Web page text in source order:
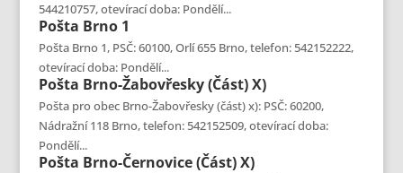
544210757, otevírací doba: Pondělí...
Pošta Brno 1
Pošta Brno 1, PSČ: 60100, Orlí 655 Brno, telefon: 542152222,
otevírací doba: Pondělí...
Pošta Brno-Žabovřesky (část) X)
Pošta pro obec Brno-Žabovřesky (část) x): PSČ: 60200,
Nádražní 118 Brno, telefon: 542152509, otevírací doba:
Pondělí...
Pošta Brno-Černovice (část) X)